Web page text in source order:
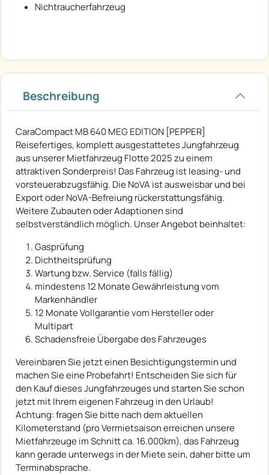
Nichtraucherfahrzeug
Beschreibung
CaraCompact MB 640 MEG EDITION [PEPPER]
Reisefertiges, komplett ausgestattetes Jungfahrzeug
aus unserer Mietfahrzeug Flotte 2025 zu einem
attraktiven Sonderpreis! Das Fahrzeug ist leasing- und
vorsteuerabzugsfähig. Die NoVA ist ausweisbar und bei
Export oder NoVA-Befreiung rückerstattungsfähig.
Weitere Zubauten oder Adaptionen sind
selbstverständlich möglich. Unser Angebot beinhaltet:
Gasprüfung
Dichtheitsprüfung
Wartung bzw. Service (falls fällig)
mindestens 12 Monate Gewährleistung vom
Markenhändler
12 Monate Vollgarantie vom Hersteller oder
Multipart
Schadensfreie Übergabe des Fahrzeuges
Vereinbaren Sie jetzt einen Besichtigungstermin und
machen Sie eine Probefahrt! Entscheiden Sie sich für
den Kauf dieses Jungfahrzeuges und starten Sie schon
jetzt mit Ihrem eigenen Fahrzeug in den Urlaub!
Achtung: fragen Sie bitte nach dem aktuellen
Kilometerstand (pro Vermietsaison erreichen unsere
Mietfahrzeuge im Schnitt ca. 16.000km), das Fahrzeug
kann gerade unterwegs in der Miete sein, daher bitte um
Terminabsprache.